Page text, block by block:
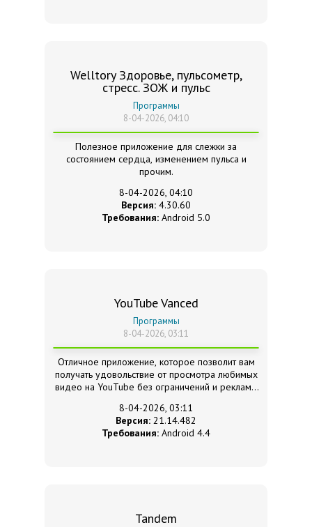
Welltory Здоровье, пульсометр,
стресс. ЗОЖ и пульс
Программы
8-04-2026, 04:10
Полезное приложение для слежки за
состоянием сердца, изменением пульса и
прочим.
8-04-2026, 04:10
Версия: 4.30.60
Требования: Android 5.0
YouTube Vanced
Программы
8-04-2026, 03:11
Отличное приложение, которое позволит вам
получать удовольствие от просмотра любимых
видео на YouTube без ограничений и рекламы
8-04-2026, 03:11
Версия: 21.14.482
Требования: Android 4.4
Tandem